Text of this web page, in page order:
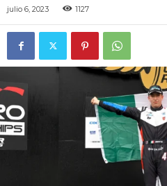
julio 6, 2023 1127